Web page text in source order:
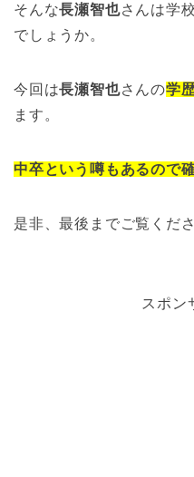
そんな長瀬智也さんは学
でしょうか。
今回は長瀬智也さんの学
ます。
中卒という噂もあるので
是非、最後までご覧くださ
スポン